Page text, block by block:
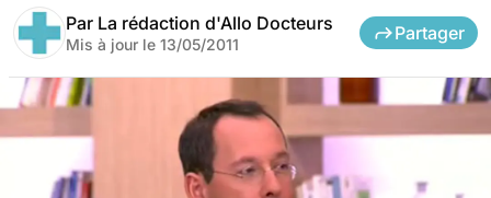
Par La rédaction d'Allo Docteurs
Mis à jour le 13/05/2011
Partager